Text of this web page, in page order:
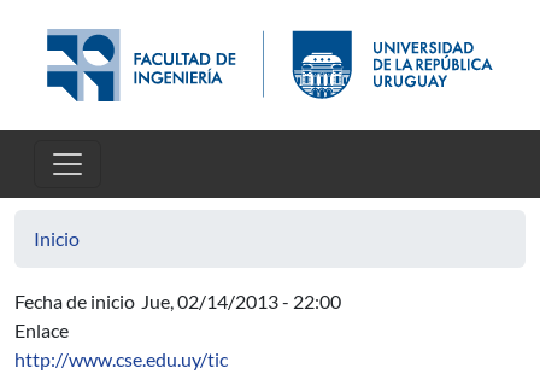
Inicio
Fecha de inicio Jue, 02/14/2013 - 22:00
Enlace
http://www.cse.edu.uy/tic